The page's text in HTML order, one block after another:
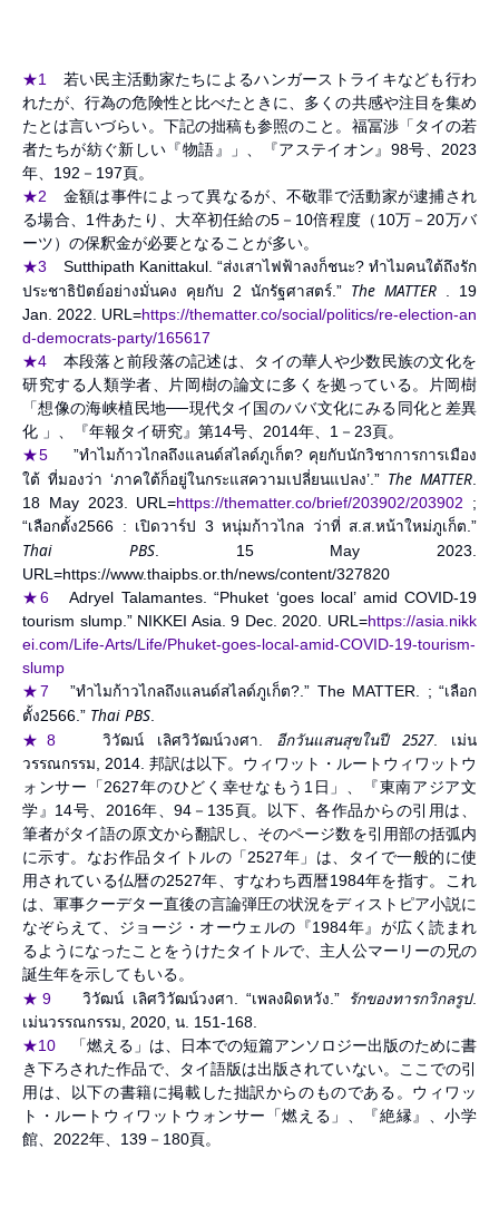
★1 若い民主活動家たちによるハンガーストライキなども行わ
れたが、行為の危険性と比べたときに、多くの共感や注目を集め
たとは言いづらい。下記の拙稿も参照のこと。福冨渉「タイの若
者たちが紡ぐ新しい『物語』」、『アステイオン』98号、2023
年、192－197頁。
★2 金額は事件によって異なるが、不敬罪で活動家が逮捕され
る場合、1件あたり、大卒初任給の5－10倍程度（10万－20万バ
ーツ）の保釈金が必要となることが多い。
★3 Sutthipath Kanittakul. “ส่งเสาไฟฟ้าลงก็ชนะ? ทำไมคนใต้ถึงรัก
ประชาธิปัตย์อย่างมั่นคง คุยกับ 2 นักรัฐศาสตร์.” The MATTER . 19
Jan. 2022. URL=https://thematter.co/social/politics/re-election-an
d-democrats-party/165617
★4 本段落と前段落の記述は、タイの華人や少数民族の文化を
研究する人類学者、片岡樹の論文に多くを拠っている。片岡樹
「想像の海峡植民地──現代タイ国のババ文化にみる同化と差異
化 」、『年報タイ研究』第14号、2014年、1－23頁。
★5 ”ทำไมก้าวไกลถึงแลนด์สไลด์ภูเก็ต? คุยกับนักวิชาการการเมือง
ใต้ ที่มองว่า ‘ภาคใต้ก็อยู่ในกระแสความเปลี่ยนแปลง’.” The MATTER.
18 May 2023. URL=https://thematter.co/brief/203902/203902 ;
“เลือกตั้ง2566 : เปิดวาร์ป 3 หนุ่มก้าวไกล ว่าที่ ส.ส.หน้าใหม่ภูเก็ต.”
Thai PBS. 15 May 2023.
URL=https://www.thaipbs.or.th/news/content/327820
★6 Adryel Talamantes. “Phuket ‘goes local’ amid COVID-19
tourism slump.” NIKKEI Asia. 9 Dec. 2020. URL=https://asia.nikk
ei.com/Life-Arts/Life/Phuket-goes-local-amid-COVID-19-tourism-
slump
★7 ”ทำไมก้าวไกลถึงแลนด์สไลด์ภูเก็ต?.” The MATTER. ; “เลือก
ตั้ง2566.” Thai PBS.
★8 วิวัฒน์ เลิศวิวัฒน์วงศา. อีกวันแสนสุขในปี 2527. เม่น
วรรณกรรม, 2014. 邦訳は以下。ウィワット・ルートウィワットウ
ォンサー「2627年のひどく幸せなもう1日」、『東南アジア文
学』14号、2016年、94－135頁。以下、各作品からの引用は、
筆者がタイ語の原文から翻訳し、そのページ数を引用部の括弧内
に示す。なお作品タイトルの「2527年」は、タイで一般的に使
用されている仏暦の2527年、すなわち西暦1984年を指す。これ
は、軍事クーデター直後の言論弾圧の状況をディストピア小説に
なぞらえて、ジョージ・オーウェルの『1984年』が広く読まれ
るようになったことをうけたタイトルで、主人公マーリーの兄の
誕生年を示してもいる。
★9วิวัฒน์ เลิศวิวัฒน์วงศา. “เพลงผิดหวัง.” รักของทารกวิกลรูป.
เม่นวรรณกรรม, 2020, น. 151-168.
★10 「燃える」は、日本での短篇アンソロジー出版のために書
き下ろされた作品で、タイ語版は出版されていない。ここでの引
用は、以下の書籍に掲載した拙訳からのものである。ウィワッ
ト・ルートウィワットウォンサー「燃える」、『絶縁』、小学
館、2022年、139－180頁。